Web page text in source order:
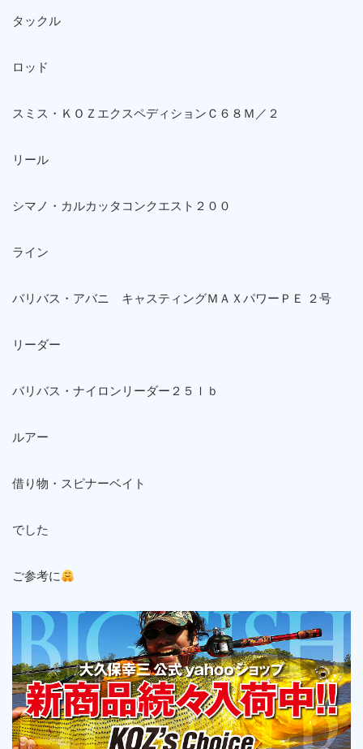
タックル
ロッド
スミス・ＫＯＺエクスペディションＣ６８Ｍ／２
リール
シマノ・カルカッタコンクエスト２００
ライン
バリバス・アバニ キャスティングＭＡＸパワーＰＥ ２号
リーダー
バリバス・ナイロンリーダー２５ｌｂ
ルアー
借り物・スピナーベイト
でした
ご参考に